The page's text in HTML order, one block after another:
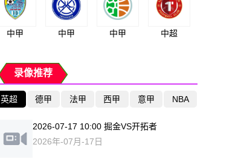
中甲 中甲 中甲 中超
录像推荐
英超 德甲 法甲 西甲 意甲 NBA
2026-07-17 10:00 掘金VS开拓者
2026年-07月-17日